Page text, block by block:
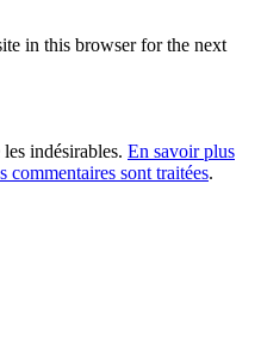
in this browser for the next
indésirables. En savoir plus
commentaires sont traitées.